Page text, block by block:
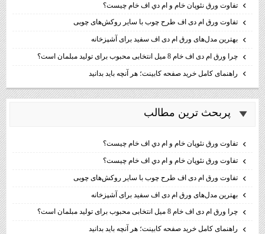
تفاوت ورق نئوپان خام و ام دي اف خام چيست؟
تفاوت ورق ام دی اف طرح چوب با سایر روکش‌های چوبی
بهترین مدل‌های ورق ام دی اف سفید برای آشپزخانه
چرا ورق ام دی اف خام 8 میل انتخابی محبوب برای تولید مبلمان است؟
راهنمای کامل خرید صفحه کابینت؛ هر آنچه باید بدانید
پربحث ترين مطالب
تفاوت ورق نئوپان خام و ام دي اف خام چيست؟
تفاوت ورق نئوپان خام و ام دي اف خام چيست؟
تفاوت ورق ام دی اف طرح چوب با سایر روکش‌های چوبی
بهترین مدل‌های ورق ام دی اف سفید برای آشپزخانه
چرا ورق ام دی اف خام 8 میل انتخابی محبوب برای تولید مبلمان است؟
راهنمای کامل خرید صفحه کابینت؛ هر آنچه باید بدانید